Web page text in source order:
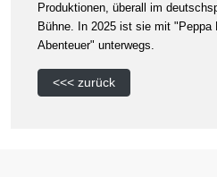
Produktionen, überall im
Bühne. In 2025 ist sie mit "Peppa
Abenteuer" unterwegs.
<<< zurück